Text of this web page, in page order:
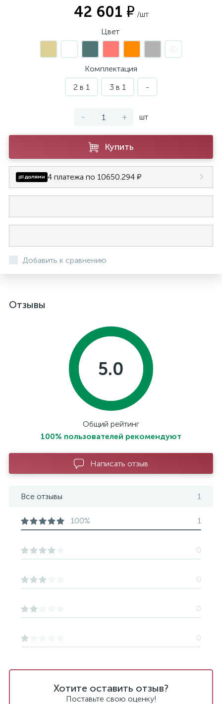
42 601 ₽ /шт
Цвет
Комплектация
2 в 1
3 в 1 -
- + шт
Купить
4 платежа по 10650.294 ₽
Добавить к сравнению
Отзывы
Хотите оставить отзыв?
Поставьте свою оценку!
5.0
Общий рейтинг
100% пользователей рекомендуют
Написать отзыв
Все отзывы 1
100% 1
0
0
0
0